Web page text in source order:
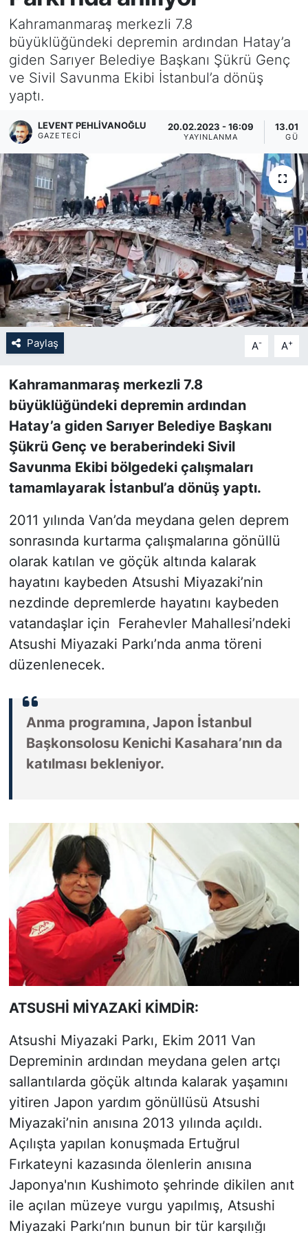
Kahramanmaraş merkezli 7.8
büyüklüğündeki depremin ardından Hatay’a
giden Sarıyer Belediye Başkanı Şükrü Genç
ve Sivil Savunma Ekibi İstanbul’a dönüş
yaptı.
LEVENT PEHLIVANOĞLU
GAZETECI
20.02.2023 - 16:09
YAYINLANMA
Paylaş A- A+
Kahramanmaraş merkezli 7.8
büyüklüğündeki depremin ardından
Hatay’a giden Sarıyer Belediye Başkanı
Şükrü Genç ve beraberindeki Sivil
Savunma Ekibi bölgedeki çalışmaları
tamamlayarak İstanbul’a dönüş yaptı.
2011 yılında Van’da meydana gelen deprem
sonrasında kurtarma çalışmalarına gönüllü
olarak katılan ve göçük altında kalarak
hayatını kaybeden Atsushi Miyazaki’nin
nezdinde depremlerde hayatını kaybeden
vatandaşlar için Ferahevler Mahallesi’ndeki
Atsushi Miyazaki Parkı’nda anma töreni
düzenlenecek.
Anma programına, Japon İstanbul
Başkonsolosu Kenichi Kasahara’nın da
katılması bekleniyor.
ATSUSHİ MİYAZAKİ KİMDİR:
Atsushi Miyazaki Parkı, Ekim 2011 Van
Depreminin ardından meydana gelen artçı
sallantılarda göçük altında kalarak yaşamını
yitiren Japon yardım gönüllüsü Atsushi
Miyazaki’nin anısına 2013 yılında açıldı.
Açılışta yapılan konuşmada Ertuğrul
Fırkateyni kazasında ölenlerin anısına
Japonya'nın Kushimoto şehrinde dikilen anıt
ile açılan müzeye vurgu yapılmış, Atsushi
Miyazaki Parkı’nın bunun bir tür karşılığı
KÖŞE YAZILARI
KÖŞE YAZILARI (Arşiv)
KÜLTÜR SANAT
MAGAZİN
RÖPORTAJ
SAĞLIK
SARIYER HABERLERİ
SARIYER İMAR BARIŞI
SEKTÖR
SİYASET
SON DAKİKA HABERİ
SPOR
TEKNOLOJİ
TÜRKİYE VE DÜNYA GÜNDEMİ
VİDEO GALERİ